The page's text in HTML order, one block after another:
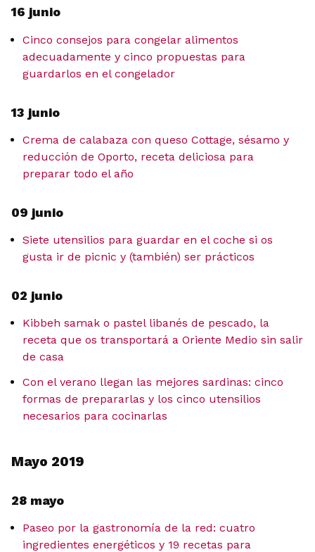
16 junio
Cinco consejos para congelar alimentos
adecuadamente y cinco propuestas para
guardarlos en el congelador
13 junio
Crema de calabaza con queso Cottage, sésamo y
reducción de Oporto, receta deliciosa para
preparar todo el año
09 junio
Siete utensilios para guardar en el coche si os
gusta ir de picnic y (también) ser prácticos
02 junio
Kibbeh samak o pastel libanés de pescado, la
receta que os transportará a Oriente Medio sin salir
de casa
Con el verano llegan las mejores sardinas: cinco
formas de prepararlas y los cinco utensilios
necesarios para cocinarlas
Mayo 2019
28 mayo
Paseo por la gastronomía de la red: cuatro
ingredientes energéticos y 19 recetas para